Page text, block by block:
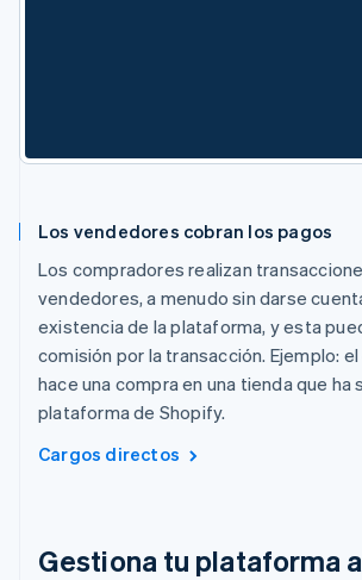
Los vendedores cobran los pagos
Los compradores realizan
vendedores, a menudo sin darse
existencia de la plataforma, y esta
comisión por la transacción. Ejemplo:
hace una compra en una tienda que ha
plataforma de Shopify.
Cargos directos
Gestiona tu plataforma